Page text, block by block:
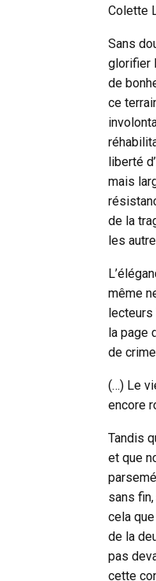
Colette
Sans
glorifier
de
ce
liberté
mais
de la
les
même
la page
de
(…) Le
encore
Tandis
et que
sans
cela
de la
pas
cette